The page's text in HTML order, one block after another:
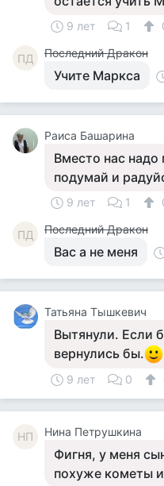
9 лет 1
ПД Последний Дракон
Учите Маркса
Раиса Башарина
Вместо нас надо
подумай и
9 лет 1
ПД Последний Дракон
Вас а не меня
Татьяна Тышкевич
Вытянули. Если
вернулись бы.
9 лет 0
НП Нина Петрушкина
Фигня, у меня
похуже кометы